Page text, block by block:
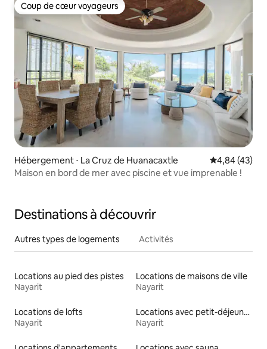
Coup de cœur voyageurs
Coup de cœur voyageurs
Hébergement ⋅ La Cruz de Huanacaxtle Évaluation
4,84 (43)
Maison en bord de mer avec piscine et vue imprenable !
Destinations à découvrir
Autres types de logements Activités
Locations au pied des pistes
Nayarit
Locations de maisons de ville
Nayarit
Locations de lofts
Nayarit
Locations avec petit-déjeuner
Nayarit